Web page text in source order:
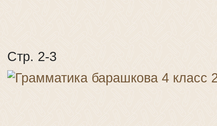
Стр. 2-3